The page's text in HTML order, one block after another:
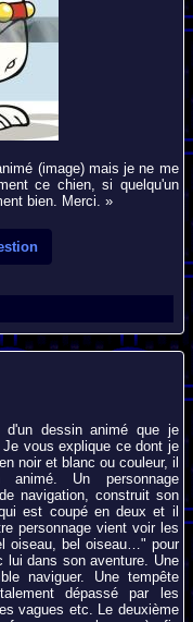
(image) mais je ne me
ce chien, si quelqu'un
bien. Merci. »
dessin animé que je
vous explique ce dont je
noir et blanc ou couleur, il
animé. Un personnage
navigation, construit son
est coupé en deux et il
personnage vient voir les
oiseau, bel oiseau…" pour
lui dans son aventure. Une
naviguer. Une tempête
dépassé par les
vagues etc. Le deuxième